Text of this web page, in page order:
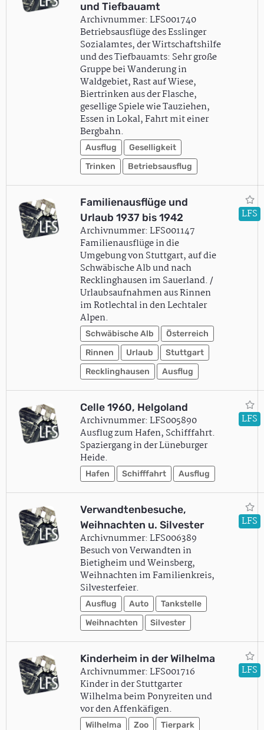
und Tiefbauamt
Archivnummer: LFS001740
Betriebsausflüge des Esslinger
Sozialamtes, der Wirtschaftshilfe
und des Tiefbauamts: Sehr große
Gruppe bei Wanderung in
Waldgebiet, Rast auf Wiese,
Biertrinken aus der Flasche,
gesellige Spiele wie Tauziehen,
Essen in Lokal, Fahrt mit einer
Bergbahn.
Ausflug
Geselligkeit
Trinken
Betriebsausflug
Familienausflüge und
Urlaub 1937 bis 1942
Archivnummer: LFS001147
Familienausflüge in die
Umgebung von Stuttgart, auf die
Schwäbische Alb und nach
Recklinghausen im Sauerland. /
Urlaubsaufnahmen aus Rinnen
im Rotlechtal in den Lechtaler
Alpen.
Schwäbische Alb
Österreich
Rinnen
Urlaub
Stuttgart
Recklinghausen
Ausflug
LFS
Celle 1960, Helgoland
Archivnummer: LFS005890
Ausflug zum Hafen, Schifffahrt.
Spaziergang in der Lüneburger
Heide.
Hafen Schifffahrt Ausflug
LFS
Verwandtenbesuche,
Weihnachten u. Silvester
Archivnummer: LFS006389
Besuch von Verwandten in
Bietigheim und Weinsberg,
Weihnachten im Familienkreis,
Silvesterfeier.
Ausflug Auto
Tankstelle
Weihnachten
Silvester
LFS
Kinderheim in der Wilhelma
Archivnummer: LFS001716
Kinder in der Stuttgarter
Wilhelma beim Ponyreiten und
vor den Affenkäfigen.
Wilhelma Zoo Tierpark
LFS